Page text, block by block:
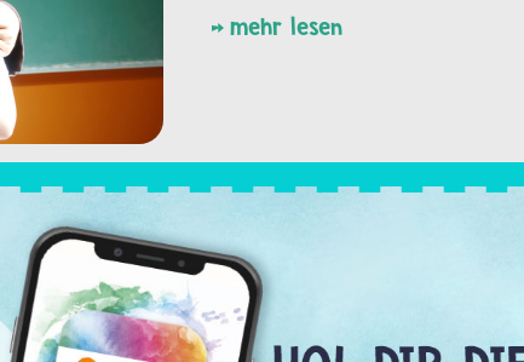
mehr lesen